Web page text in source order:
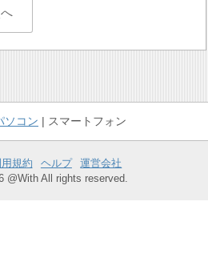
ソコン スマートフォン
規約 ヘルプ
運営会社
@With All rights reserved.